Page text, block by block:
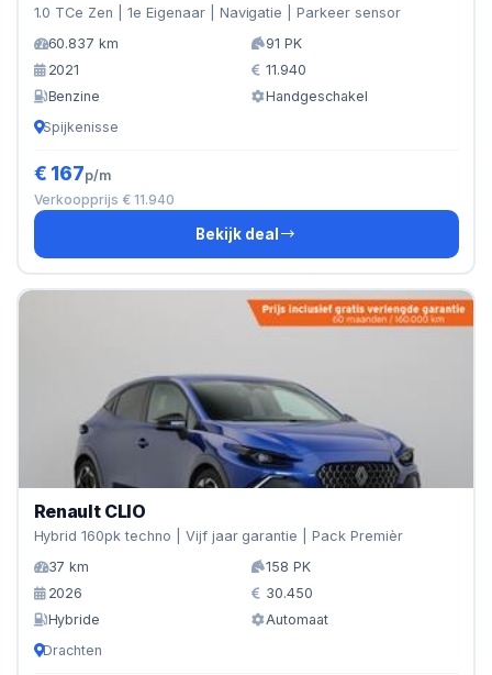
1.0 TCe Zen | 1e Eigenaar | Navigatie | Parkeer sensor
60.837 km
91 PK
2021
11.940
Benzine
Handgeschakel
Spijkenisse
€ 167p/m
Verkoopprijs € 11.940
Bekijk deal
Renault CLIO
Hybrid 160pk techno | Vijf jaar garantie | Pack Premièr
37 km
158 PK
2026
30.450
Hybride
Automaat
Drachten